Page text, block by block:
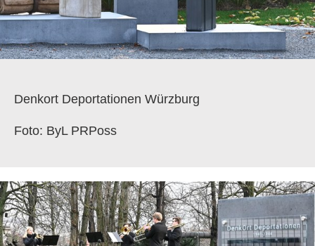
Denkort Deportationen Würzburg
Foto: ByL PRPoss